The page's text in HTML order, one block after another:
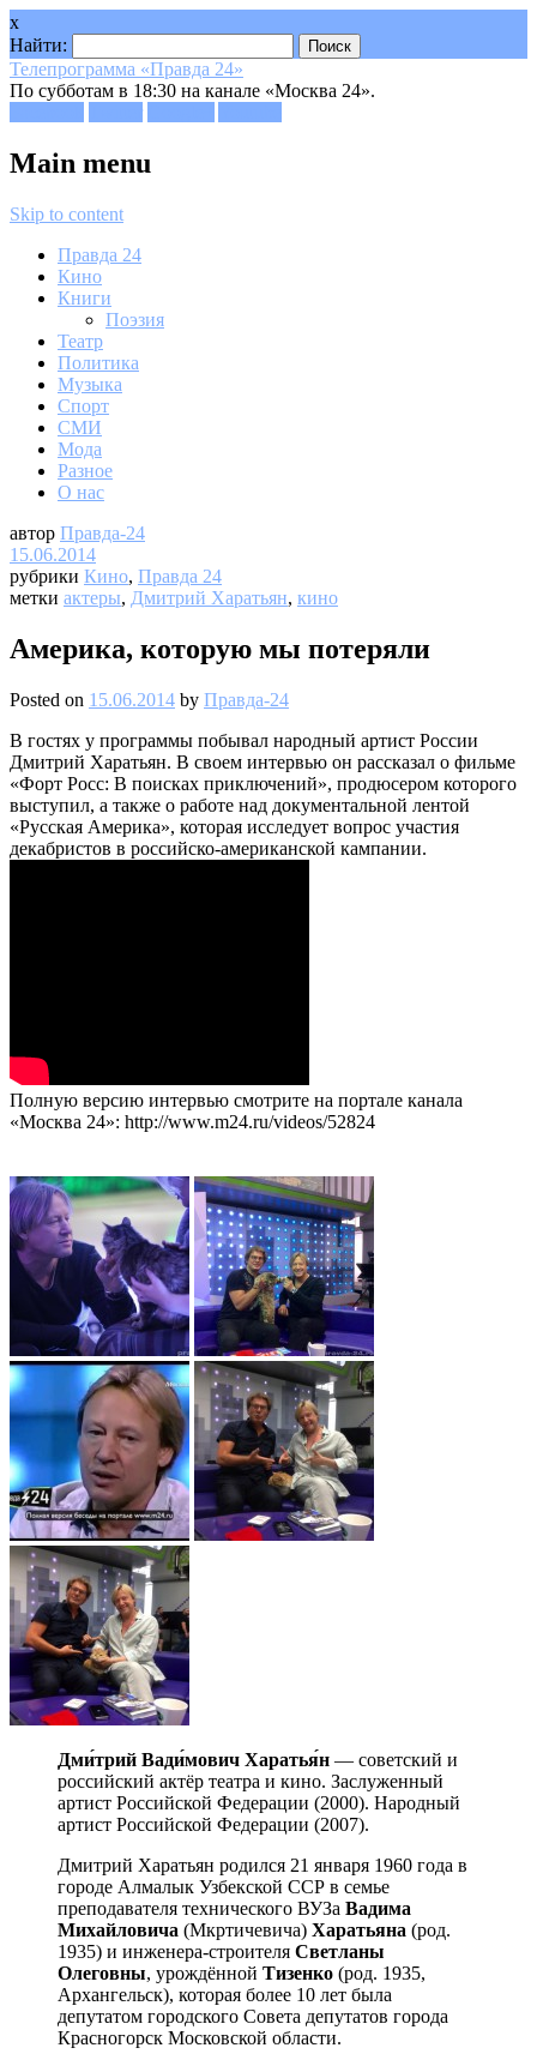
x
Найти:
Телепрограмма «Правда 24»
По субботам в 18:30 на канале «Москва 24».
Main menu
Skip to content
Правда 24
Кино
Книги
Поэзия
Театр
Политика
Музыка
Спорт
СМИ
Мода
Разное
О нас
автор Правда-24
15.06.2014
рубрики Кино, Правда 24
метки актеры, Дмитрий Харатьян, кино
Америка, которую мы потеряли
Posted on 15.06.2014 by Правда-24
В гостях у программы побывал народный артист России
Дмитрий Харатьян. В своем интервью он рассказал о фильме
«Форт Росс: В поисках приключений», продюсером которого
выступил, а также о работе над документальной лентой
«Русская Америка», которая исследует вопрос участия
декабристов в российско-американской кампании.
Полную версию интервью смотрите на портале канала
«Москва 24»: http://www.m24.ru/videos/52824
Дми́трий Вади́мович Харатья́н — советский и
российский актёр театра и кино. Заслуженный
артист Российской Федерации (2000). Народный
артист Российской Федерации (2007).
Дмитрий Харатьян родился 21 января 1960 года в
городе Алмалык Узбекской ССР в семье
преподавателя технического ВУЗа Вадима
Михайловича (Мкртичевича) Харатьяна (род.
1935) и инженера-строителя Светланы
Олеговны, урождённой Тизенко (род. 1935,
Архангельск), которая более 10 лет была
депутатом городского Совета депутатов города
Красногорск Московской области.